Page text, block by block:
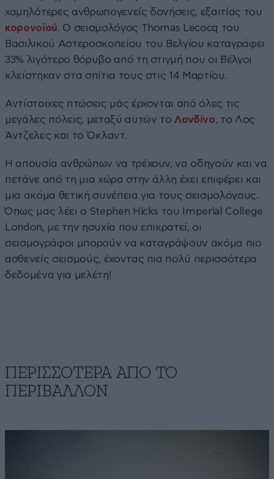
χαμηλότερες ανθρωπογενείς δονήσεις, εξαιτίας του
κορονοϊού. Ο σεισμολόγος Thomas Lecocq του
Βασιλικού Αστεροσκοπείου του Βελγίου καταγράφει
33% λιγότερο θόρυβο από τη στιγμή που οι Βέλγοι
κλείστηκαν στα σπίτια τους στις 14 Μαρτίου.
Αντίστοιχες πτώσεις μάς έρχονται από όλες τις
μεγάλες πόλεις, μεταξύ αυτών το Λονδίνο, το Λος
Άντζελες και το Όκλαντ.
Η απουσία ανθρώπων να τρέχουν, να οδηγούν και να
πετάνε από τη μια χώρα στην άλλη έχει επιφέρει και
μια ακόμα θετική συνέπεια για τους σεισμολόγους.
Όπως μας λέει ο Stephen Hicks του Imperial College
London, με την ησυχία που επικρατεί, οι
σεισμογράφοι μπορούν να καταγράψουν ακόμα πιο
ασθενείς σεισμούς, έχοντας πια πολύ περισσότερα
δεδομένα για μελέτη!
ΠΕΡΙΣΣΟΤΕΡΑ ΑΠΟ ΤΟ
ΠΕΡΙΒΑΛΛΟΝ